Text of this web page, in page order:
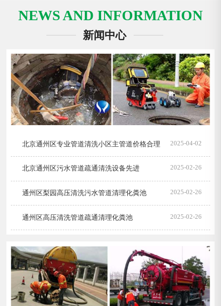
NEWS AND INFORMATION
新闻中心
北京通州区专业管道清洗小区主管道价格合理 2025-04-02
北京通州区污水管道疏通清洗设备先进 2025-02-26
通州区梨园高压清洗污水管道清理化粪池 2025-02-26
通州区高压清洗管道疏通清理化粪池 2025-02-26